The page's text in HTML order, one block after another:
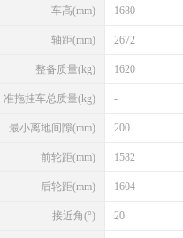
车高(mm) 1680
轴距(mm) 2672
整备质量(kg) 1620
准拖挂车总质量(kg) -
最小离地间隙(mm) 200
前轮距(mm) 1582
后轮距(mm) 1604
接近角(°) 20